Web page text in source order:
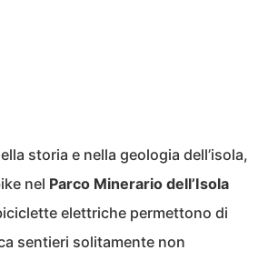
storia e nella geologia dell’isola,
nel Parco Minerario dell’Isola
elettriche permettono di
sentieri solitamente non